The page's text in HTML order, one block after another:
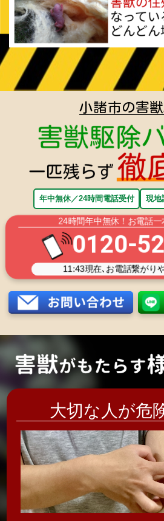
小諸市の害
年中無休／24時間電話受付 現地
24時間年中無休！お電話一
0120-
11:43現在､お電話繋がり
大切な人が危